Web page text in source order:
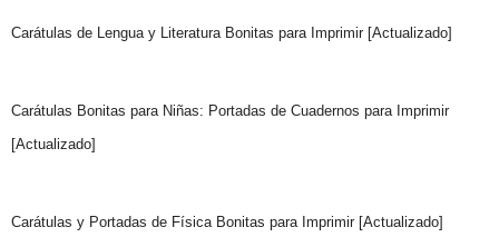
Carátulas de Lengua y Literatura Bonitas para Imprimir [Actualizado]
Carátulas Bonitas para Niñas: Portadas de Cuadernos para Imprimir
[Actualizado]
Carátulas y Portadas de Física Bonitas para Imprimir [Actualizado]